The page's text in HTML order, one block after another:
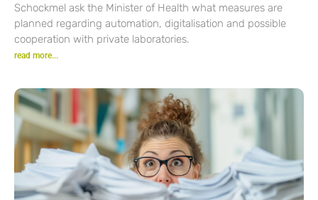
Schockmel ask the Minister of Health what measures are
planned regarding automation, digitalisation and possible
cooperation with private laboratories.
read more...